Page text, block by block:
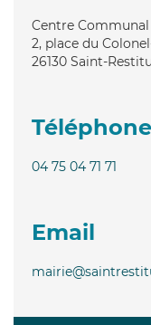
Centre
2, place du
26130 Saint-
Téléphone
04 75 04 71 71
Email